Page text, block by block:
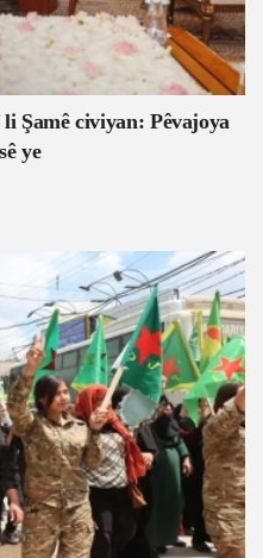
Şamê civiyan: Pêvajoya
ye